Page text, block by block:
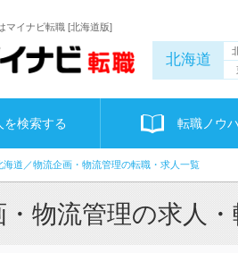
マイナビ転職 [北海道版]
北海道
を検索する 転職ノウ
海道／物流企画・物流管理の転職・求人一覧
物流管理の求人